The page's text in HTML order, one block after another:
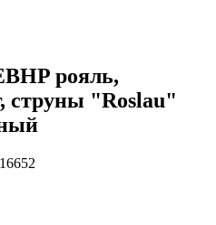
рояль,
струны "Roslau"